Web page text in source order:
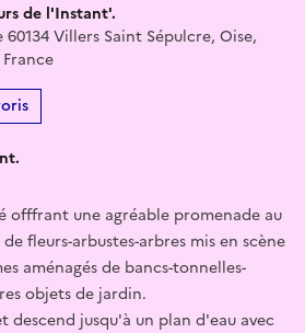
de l'Instant'.
60134 Villers Saint Sépulcre, Oise,
offfrant une agréable promenade au
fleurs-arbustes-arbres mis en scène
aménagés de bancs-tonnelles-
objets de jardin.
descend jusqu'à un plan d'eau avec